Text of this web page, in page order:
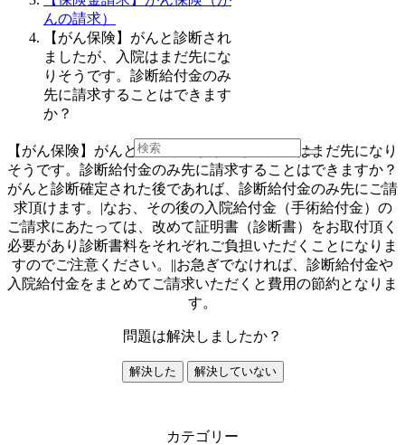
んの請求）
【がん保険】がんと診断され
ましたが、入院はまだ先にな
りそうです。診断給付金のみ
先に請求することはできます
か？
【がん保険】がんと診断されましたが、入院はまだ先になり
そうです。診断給付金のみ先に請求することはできますか？
がんと診断確定された後であれば、診断給付金のみ先にご請
求頂けます。|なお、その後の入院給付金（手術給付金）の
ご請求にあたっては、改めて証明書（診断書）をお取付頂く
必要があり診断書料をそれぞれご負担いただくことになりま
すのでご注意ください。||お急ぎでなければ、診断給付金や
入院給付金をまとめてご請求いただくと費用の節約となりま
す。
問題は解決しましたか？
解決した 解決していない
カテゴリー